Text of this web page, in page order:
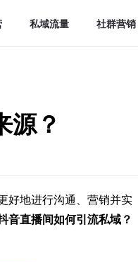
私域流量 社群营销
源？
好地进行沟通、营销并实
音直播间如何引流私域 ？